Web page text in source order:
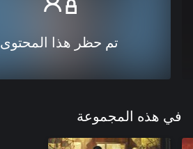
تم حظر هذا المحتوى
في هذه المجموعة